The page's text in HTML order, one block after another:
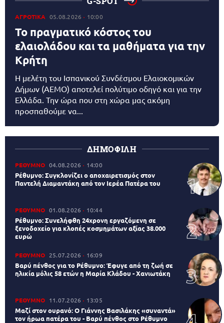
ΑΓΡΟΤΙΚΑ 05.08.2026 10:00
Το πραγματικό κόστος του
ελαιολάδου και τα μαθήματα για την
Κρήτη
Η μελέτη του Ισπανικού Συνδέσμου Ελαιοκομικών
Δήμων (AEMO) αποτελεί πολύτιμο οδηγό και για την
Ελλάδα. Την ώρα που στη χώρα μας ακόμη
προσπαθούμε να...
ΔΗΜΟΦΙΛΗ
ΡΕΘΥΜΝΟ 04.08.2026 14:00
Ρέθυμνο: Συγκλονίζει ο αποχαιρετισμός στον
Παντελή Διαμαντάκη από τον Ιερέα Πατέρα του
ΡΕΘΥΜΝΟ 01.08.2026 10:44
Ρέθυμνο: Συνελήφθη 24χρονη εργαζόμενη σε
ξενοδοχείο για κλοπές κοσμημάτων αξίας 38.000
ευρώ
ΡΕΘΥΜΝΟ 25.07.2026 16:09
Βαρύ πένθος για το Ρέθυμνο: Έφυγε από τη ζωή σε
ηλικία μόλις 58 ετών η Μαρία Κλάδου - Χανιωτάκη
ΡΕΘΥΜΝΟ 11.07.2026 13:05
Μαζί στον ουρανό: Ο Γιάννης Βασιλάκης «συναντά»
τον ήρωα πατέρα του - Βαρύ πένθος στο Ρέθυμνο